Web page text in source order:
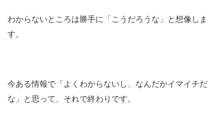
わからないところは勝手に「こうだろうな」と想像しま
す。
今ある情報で「よくわからないし、なんだかイマイチだ
な」と思って、それで終わりです。